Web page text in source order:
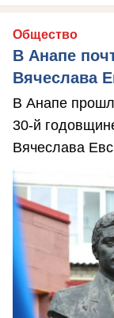
Общество
В Анапе
Вячеслава
В Анапе
30-й
Вячеслава